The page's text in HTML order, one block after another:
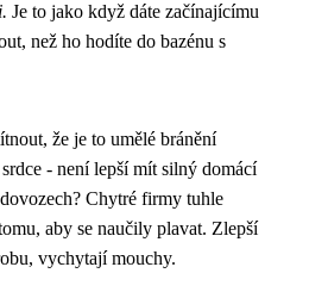
Je to jako když dáte začínajícímu
než ho hodíte do bazénu s
že je to umělé bránění
- není lepší mít silný domácí
Chytré firmy tuhle
aby se naučily plavat. Zlepší
vychytají mouchy.